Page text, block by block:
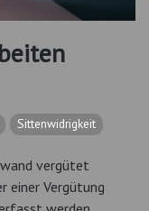
Sittenwidrigkeit
vergütet
einer Vergütung